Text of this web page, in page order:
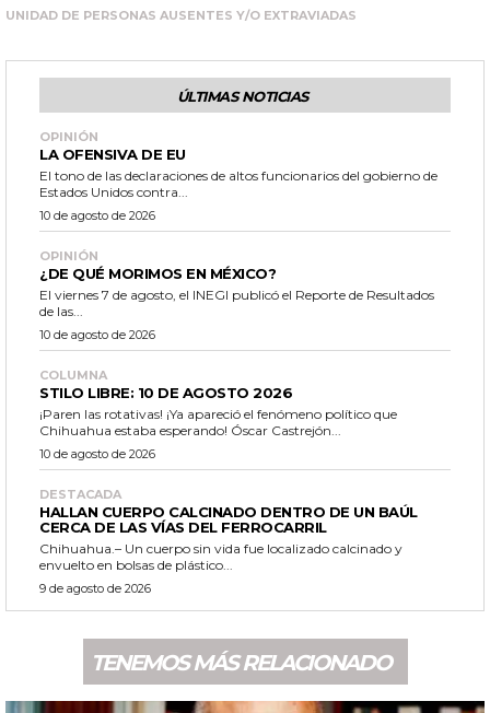
UNIDAD DE PERSONAS AUSENTES Y/O EXTRAVIADAS
ÚLTIMAS NOTICIAS
OPINIÓN
LA OFENSIVA DE EU
El tono de las declaraciones de altos funcionarios del gobierno de
Estados Unidos contra...
10 de agosto de 2026
OPINIÓN
¿DE QUÉ MORIMOS EN MÉXICO?
El viernes 7 de agosto, el INEGI publicó el Reporte de Resultados
de las...
10 de agosto de 2026
COLUMNA
STILO LIBRE: 10 DE AGOSTO 2026
¡Paren las rotativas! ¡Ya apareció el fenómeno político que
Chihuahua estaba esperando! Óscar Castrejón...
10 de agosto de 2026
DESTACADA
HALLAN CUERPO CALCINADO DENTRO DE UN BAÚL
CERCA DE LAS VÍAS DEL FERROCARRIL
Chihuahua.– Un cuerpo sin vida fue localizado calcinado y
envuelto en bolsas de plástico...
9 de agosto de 2026
TENEMOS MÁS RELACIONADO